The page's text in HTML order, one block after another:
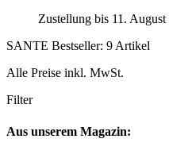
Zustellung bis 11. August
SANTE Bestseller: 9 Artikel
Alle Preise inkl. MwSt.
Filter
Aus unserem Magazin: